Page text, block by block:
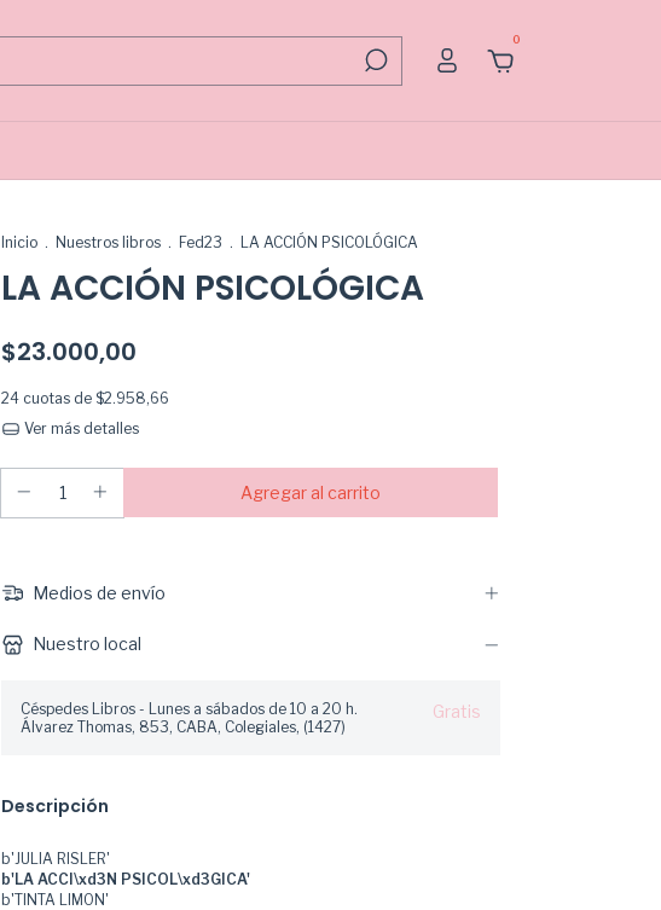
0
Inicio . Nuestros libros . Fed23 . LA ACCIÓN PSICOLÓGICA
LA ACCIÓN PSICOLÓGICA
$23.000,00
24 cuotas de $2.958,66
Ver más detalles
Medios de envío
Nuestro local
Céspedes Libros - Lunes a sábados de 10 a 20 h.
Álvarez Thomas, 853, CABA, Colegiales, (1427)
Gratis
Descripción
b'JULIA RISLER'
b'LA ACCI\xd3N PSICOL\xd3GICA'
b'TINTA LIMON'